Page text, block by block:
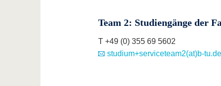
Team 2: Studiengänge der
T +49 (0) 355 69 5602
studium+serviceteam2(at)b-tu.de